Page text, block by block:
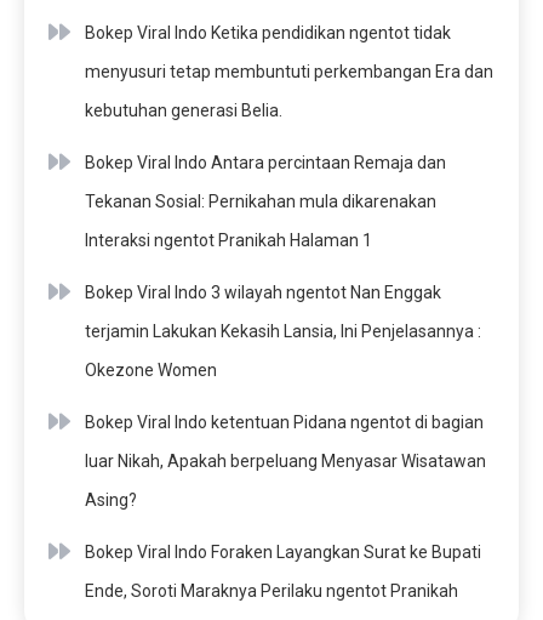
Bokep Viral Indo Ketika pendidikan ngentot tidak
menyusuri tetap membuntuti perkembangan Era dan
kebutuhan generasi Belia.
Bokep Viral Indo Antara percintaan Remaja dan
Tekanan Sosial: Pernikahan mula dikarenakan
Interaksi ngentot Pranikah Halaman 1
Bokep Viral Indo 3 wilayah ngentot Nan Enggak
terjamin Lakukan Kekasih Lansia, Ini Penjelasannya :
Okezone Women
Bokep Viral Indo ketentuan Pidana ngentot di bagian
luar Nikah, Apakah berpeluang Menyasar Wisatawan
Asing?
Bokep Viral Indo Foraken Layangkan Surat ke Bupati
Ende, Soroti Maraknya Perilaku ngentot Pranikah